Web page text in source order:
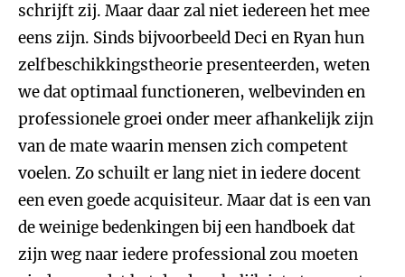
schrijft zij. Maar daar zal niet iedereen het mee
eens zijn. Sinds bijvoorbeeld Deci en Ryan hun
zelfbeschikkingstheorie presenteerden, weten
we dat optimaal functioneren, welbevinden en
professionele groei onder meer afhankelijk zijn
van de mate waarin mensen zich competent
voelen. Zo schuilt er lang niet in iedere docent
een even goede acquisiteur. Maar dat is een van
de weinige bedenkingen bij een handboek dat
zijn weg naar iedere professional zou moeten